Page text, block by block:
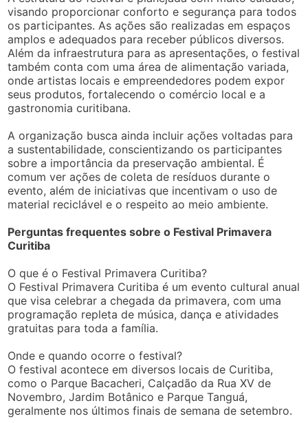
visando proporcionar conforto e segurança para todos
os participantes. As ações são realizadas em espaços
amplos e adequados para receber públicos diversos.
Além da infraestrutura para as apresentações, o festival
também conta com uma área de alimentação variada,
onde artistas locais e empreendedores podem expor
seus produtos, fortalecendo o comércio local e a
gastronomia curitibana.
A organização busca ainda incluir ações voltadas para
a sustentabilidade, conscientizando os participantes
sobre a importância da preservação ambiental. É
comum ver ações de coleta de resíduos durante o
evento, além de iniciativas que incentivam o uso de
material reciclável e o respeito ao meio ambiente.
Perguntas frequentes sobre o Festival Primavera
Curitiba
O que é o Festival Primavera Curitiba?
O Festival Primavera Curitiba é um evento cultural anual
que visa celebrar a chegada da primavera, com uma
programação repleta de música, dança e atividades
gratuitas para toda a família.
Onde e quando ocorre o festival?
O festival acontece em diversos locais de Curitiba,
como o Parque Bacacheri, Calçadão da Rua XV de
Novembro, Jardim Botânico e Parque Tanguá,
geralmente nos últimos finais de semana de setembro.